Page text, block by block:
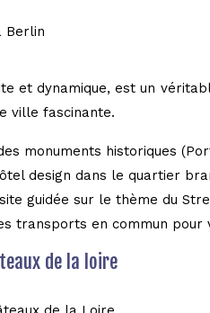
et dynamique, est un
ville fascinante.
monuments historiques
design dans le quartier
guidée sur le thème du
transports en commun
de la loire